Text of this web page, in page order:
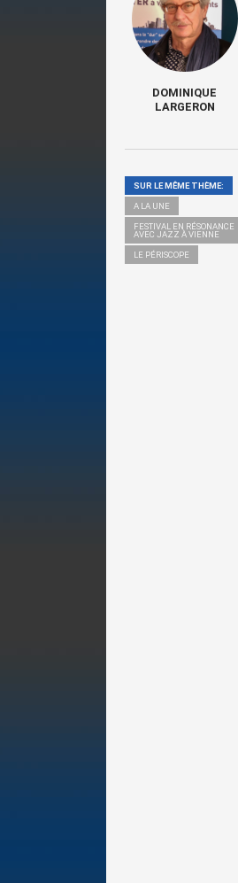
DOMINIQUE
LARGERON
SUR LE MÊME THÈME:
A LA UNE
FESTIVAL EN RÉSONANCE
AVEC JAZZ À VIENNE
LE PÉRISCOPE